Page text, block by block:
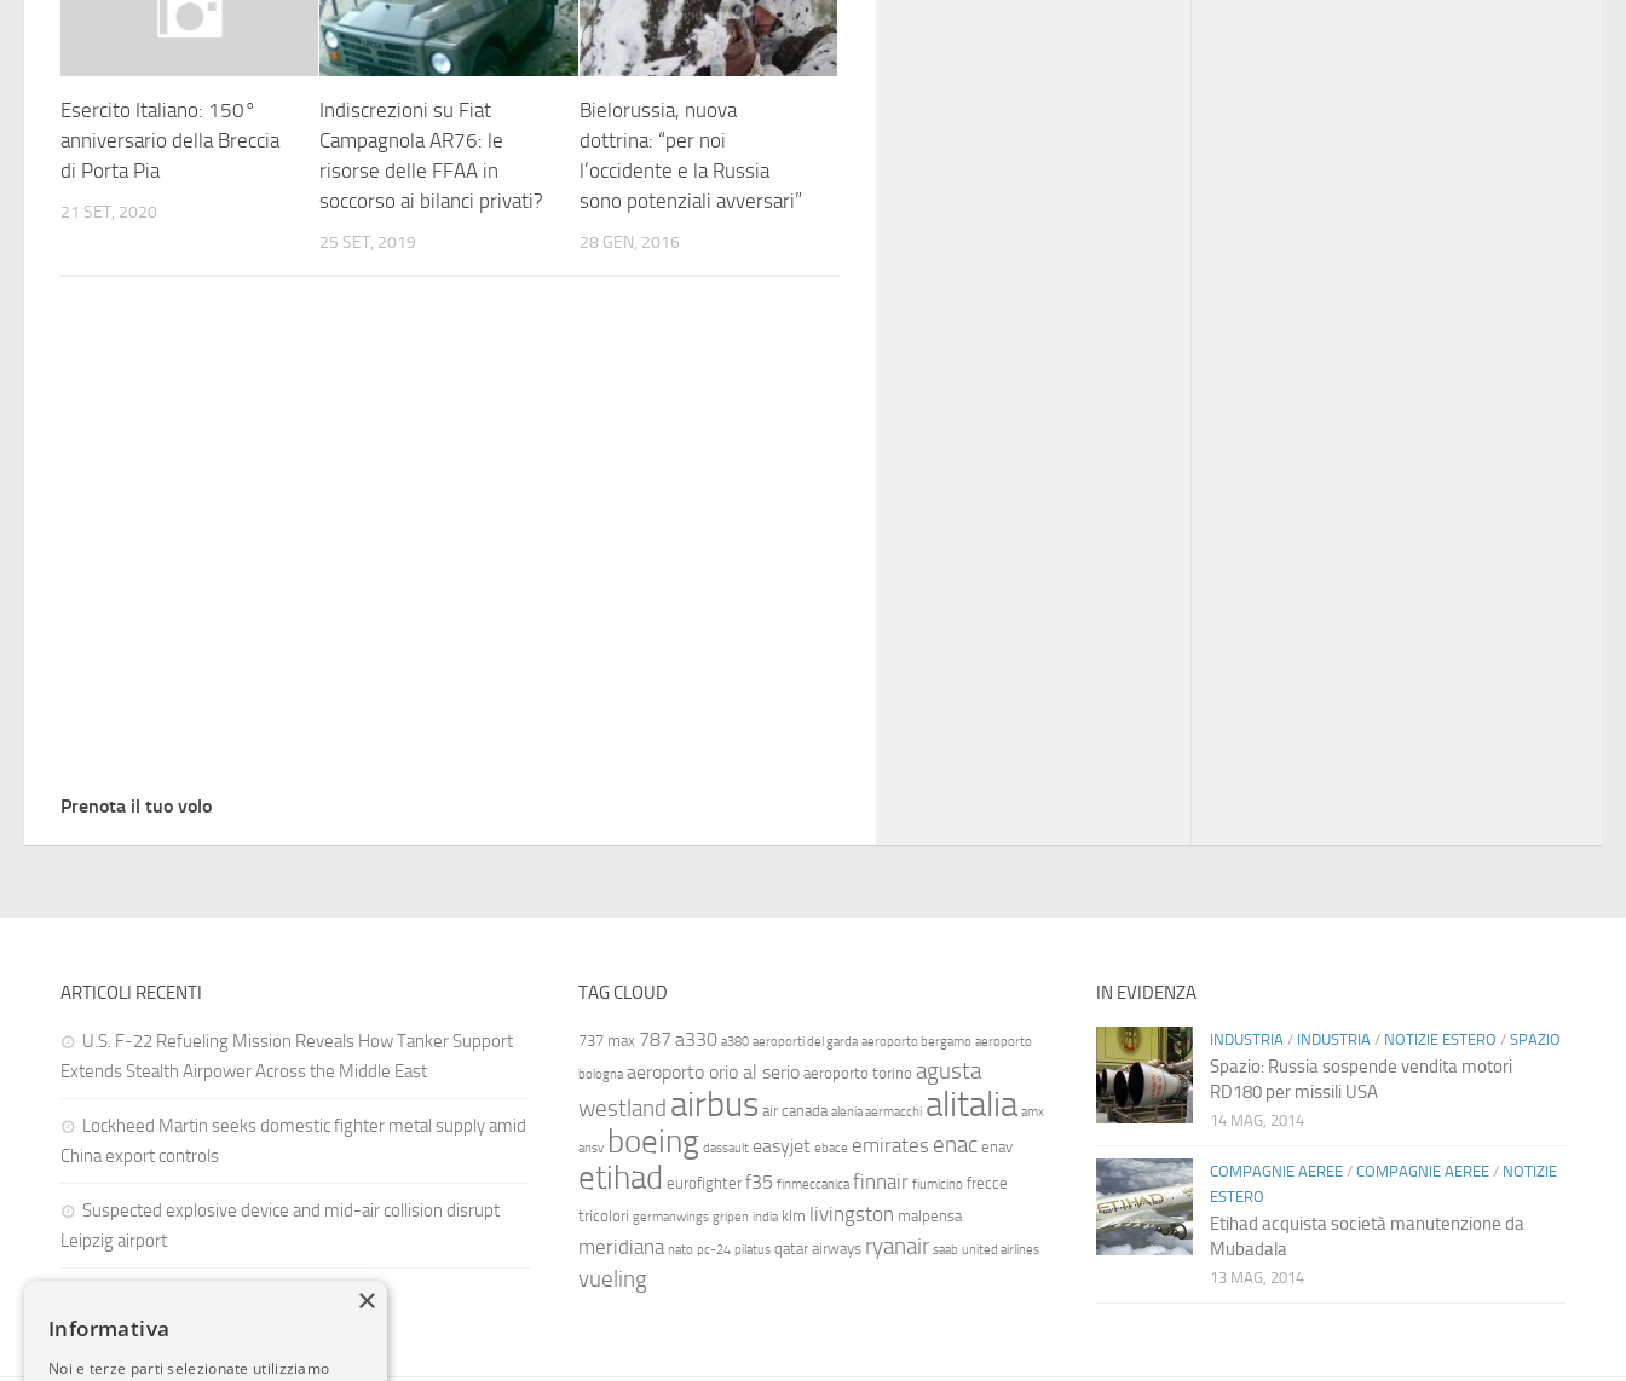
Esercito Italiano: 150°
anniversario della Breccia
di Porta Pia
21 SET, 2020
Indiscrezioni su Fiat
Campagnola AR76: le
risorse delle FFAA in
soccorso ai bilanci privati?
25 SET, 2019
Bielorussia, nuova
dottrina: “per noi
l’occidente e la Russia
sono potenziali avversari”
28 GEN, 2016
Prenota il tuo volo
ARTICOLI RECENTI
U.S. F-22 Refueling Mission Reveals How Tanker Support
Extends Stealth Airpower Across the Middle East
Lockheed Martin seeks domestic fighter metal supply amid
China export controls
Suspected explosive device and mid-air collision disrupt
Leipzig airport
TAG CLOUD
737 max 787 a330 a380 aeroporti del garda aeroporto bergamo aeroporto
bologna aeroporto orio al serio aeroporto torino agusta
westland airbus air canada alenia aermacchi alitalia amx
ansv boeing dassault easyjet ebace emirates enac enav
etihad eurofighter f35 finmeccanica finnair fiumicino frecce
tricolori germanwings gripen india klm livingston malpensa
meridiana nato pc-24 pilatus qatar airways ryanair saab united airlines
vueling
IN EVIDENZA
INDUSTRIA / INDUSTRIA / NOTIZIE ESTERO / SPAZIO
Spazio: Russia sospende vendita motori
RD180 per missili USA
14 MAG, 2014
COMPAGNIE AEREE/ COMPAGNIE AEREE/ NOTIZIE
ESTERO
Etihad acquista società manutenzione da
Mubadala
13 MAG, 2014
×
Informativa
Noi e terze parti selezionate utilizziamo